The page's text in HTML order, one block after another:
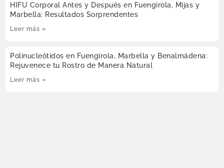
HIFU Corporal Antes y Después en Fuengirola, Mijas y
Marbella: Resultados Sorprendentes
Leer más »
Polinucleótidos en Fuengirola, Marbella y Benalmádena:
Rejuvenece tu Rostro de Manera Natural
Leer más »